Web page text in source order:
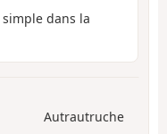
dans la
Autrautruche